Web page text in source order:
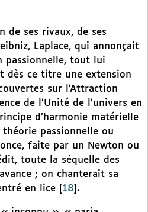
de ses rivaux, de ses
Laplace, qui annonçait
passionnelle, tout lui
dès ce titre une extension
sur l’Attraction
de l’Unité de l’univers en
d’harmonie matérielle
passionnelle ou
faite par un Newton ou
toute la séquelle des
; on chanterait sa
en lice
18 .